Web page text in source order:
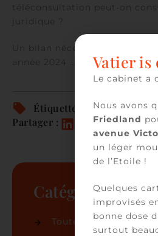
téléconsultation peut-on
juridique ?
Un bilan nécessaire à réaliser
année 2024 …
Étiquettes :
Partager :
Catégories
Toutes les actualités
Vatier is
Le cabinet a
Nous avons
Friedland
avenue
un léger
de l’Etoile !
Quelques
improvisés
bonne dose
surtout